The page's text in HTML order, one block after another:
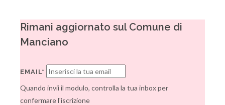
Rimani aggiornato sul Comune di
Manciano
EMAIL*
Quando invii il modulo, controlla la tua inbox per
confermare l'iscrizione